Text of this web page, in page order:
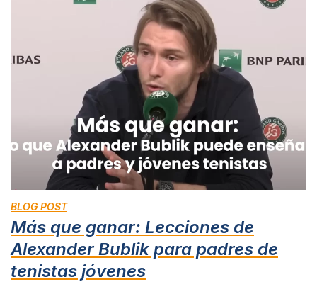
BLOG POST
Más que ganar: Lecciones de
Alexander Bublik para padres de
tenistas jóvenes